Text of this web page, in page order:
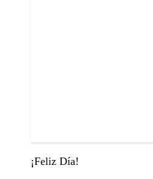
¡Feliz Día!